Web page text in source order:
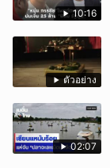
10:16
ตัวอย่าง
02:07